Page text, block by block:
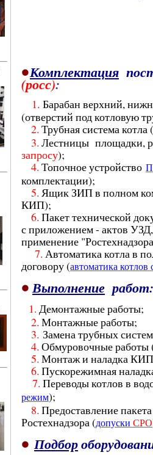
•Комплектация
(росс):
1. Барабан верхний,
(отверстий под котловую
2. Трубная система котла (
3. Лестницы площадки,
запросу);
4. Топочное устройство
комплектации);
5. Ящик ЗИП в полном
КИП);
6. Пакет технической
с приложением - актов
применение
7. Автоматика котла в
договору (автоматика котлов
• Выполнение работ:
1. Демонтажные работы;
2. Монтажные работы;
3. Замена трубных
4. Обмуровочные работы
5. Монтаж и наладка
6. Пускорежимная
7. Переводы котлов в
режим);
8. Предоставление
Ростехнадзора (допуски СРО
• Подбор